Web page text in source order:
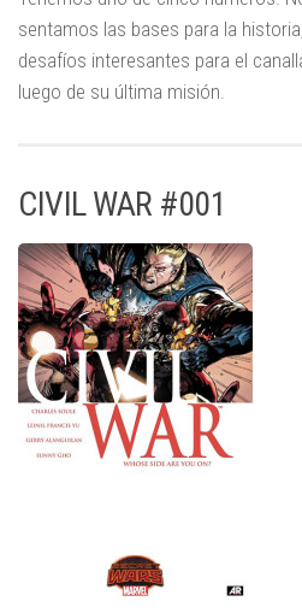
sentamos las bases para la
desafíos interesantes para el
luego de su última misión.
CIVIL WAR #001